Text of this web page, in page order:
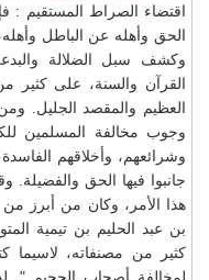
اقتضاء الصراط المستقيم :
الحق وأهله عن الباطل
وكشف سبل الضلالة
القرآن والسنة، على كثير
العظيم والمقصد الجليل.
وجوب مخالفة المسلمين
وشرائعهم، وأخلاقهم
جانبوا فيها الحق والفضيلة.
هذا الأمر، وكان من أبرز
كثير من مصنفاته، لاسيما